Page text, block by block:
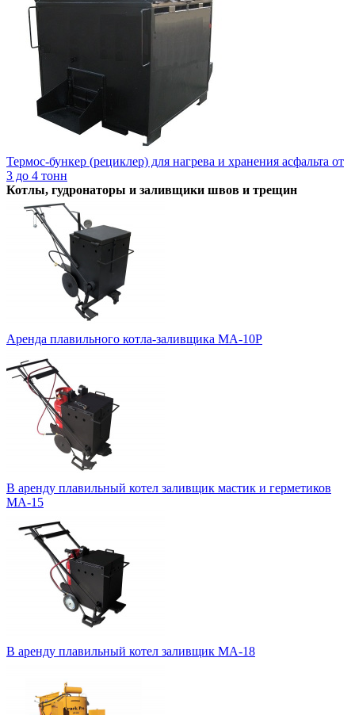
Термос-бункер (рециклер) для нагрева и хранения асфальта от
3 до 4 тонн
Котлы, гудронаторы и заливщики швов и трещин
Аренда плавильного котла-заливщика МА-10P
В аренду плавильный котел заливщик мастик и герметиков
МА-15
В аренду плавильный котел заливщик МА-18